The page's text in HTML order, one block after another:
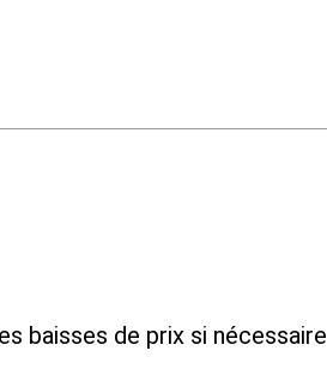
baisses de prix si nécessaire